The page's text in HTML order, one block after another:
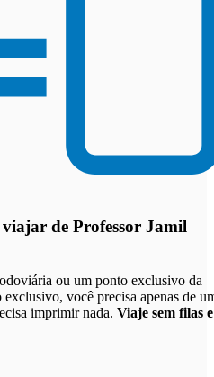
de Professor Jamil
ou um ponto exclusivo da
você precisa apenas de
imprimir nada. Viaje sem filas e